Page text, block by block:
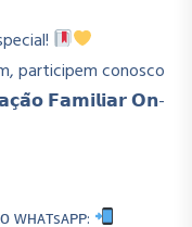
participem conosco
𝗙𝗮𝗺𝗶𝗹𝗶𝗮𝗿 𝗢𝗻-
ᴡʜᴀᴛsᴀᴘᴘ: